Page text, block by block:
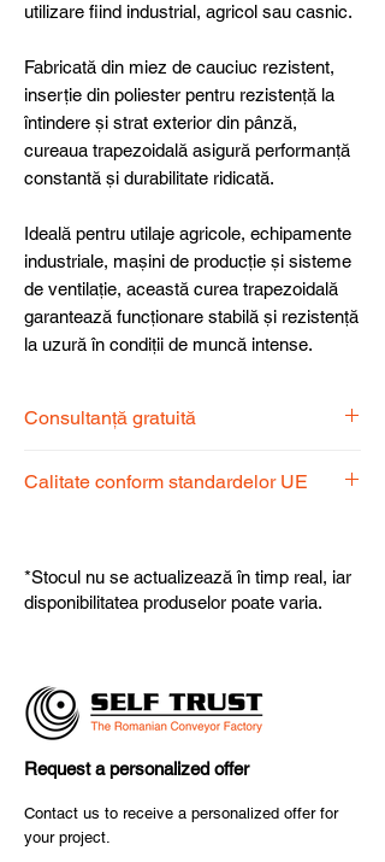
utilizare fiind industrial, agricol sau casnic.
Fabricată din miez de cauciuc rezistent,
inserție din poliester pentru rezistență la
întindere și strat exterior din pânză,
cureaua trapezoidală asigură performanță
constantă și durabilitate ridicată.
Ideală pentru utilaje agricole, echipamente
industriale, mașini de producție și sisteme
de ventilație, această curea trapezoidală
garantează funcționare stabilă și rezistență
la uzură în condiții de muncă intense.
Consultanță gratuită
dispoziție pentru a alege produsul
Calitate conform standardelor UE
fiabilitate și performanță superioară.
*Stocul nu se actualizează în timp real, iar
disponibilitatea produselor poate varia.
Request a personalized offer
Contact us to receive a personalized offer for
your project.